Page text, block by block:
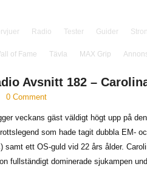
Radio Tester Guider
of Fame Tävla MAX Grip
Avsnitt 182 –
0 Comment
veckans gäst väldigt högt upp på den
som hade tagit dubbla EM-
samt ett OS-guld vid 22 års ålder.
fullständigt dominerade sjukampen